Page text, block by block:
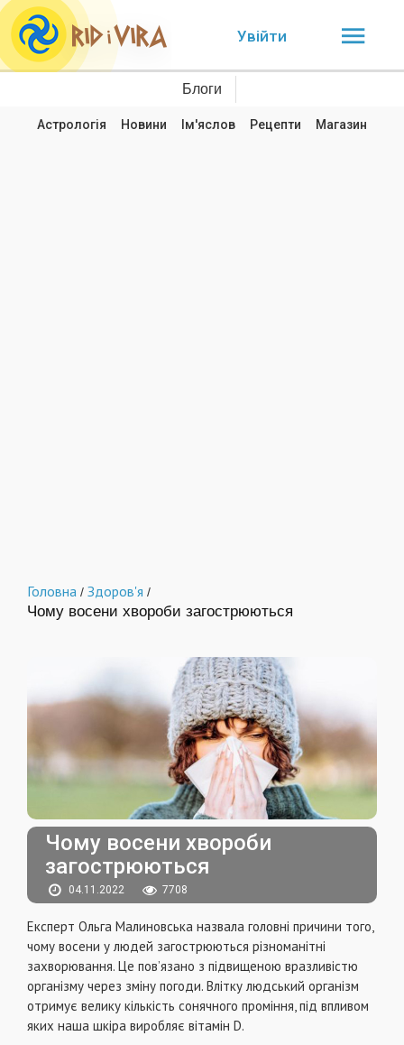
Увійти
Блоги
Астрологія Новини Ім'яслов Рецепти Магазин
Головна / Здоров'я /
Чому восени хвороби загострюються
Чому восени хвороби
загострюються
04.11.2022 7708
Експерт Ольга Малиновська назвала головні причини того,
чому восени у людей загострюються різноманітні
захворювання. Це пов’язано з підвищеною вразливістю
організму через зміну погоди. Влітку людський організм
отримує велику кількість сонячного проміння, під впливом
яких наша шкіра виробляє вітамін D.